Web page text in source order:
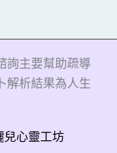
詢主要幫助疏導
解析結果為人生
兒心靈工坊